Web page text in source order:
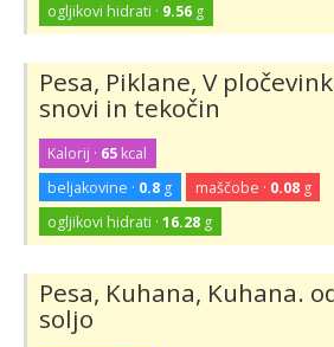
ogljikovi hidrati · 9.56 g
Pesa, Piklane, V
snovi in tekočin
Kalorij · 65 kcal
beljakovine · 0.8 g maščobe · 0.08g
ogljikovi hidrati ·16.28 g
Pesa, Kuhana, Kuhana.
soljo